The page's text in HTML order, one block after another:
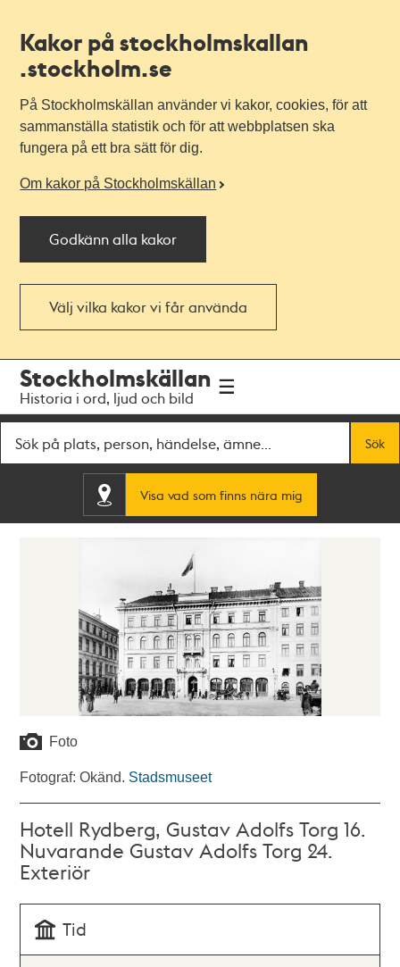
Kakor på stockholmskallan
.stockholm.se
På Stockholmskällan använder vi kakor, cookies, för att
sammanställa statistik och för att webbplatsen ska
fungera på ett bra sätt för dig.
Om kakor på Stockholmskällan
Godkänn alla kakor
Välj vilka kakor vi får använda
navigationen
huvudinnehållet
Stockholmskällan
Historia i ord, ljud och bild
Sök
Visa vad som finns nära mig
Foto
Fotograf: Okänd. Stadsmuseet
Hotell Rydberg, Gustav Adolfs Torg 16.
Nuvarande Gustav Adolfs Torg 24.
Exteriör
Tid